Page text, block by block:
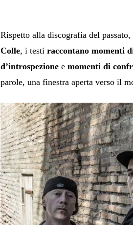
Rispetto alla discografia del passato,
Colle, i testiraccontano momenti
d’introspezione emomenti di
parole, una finestra aperta verso il